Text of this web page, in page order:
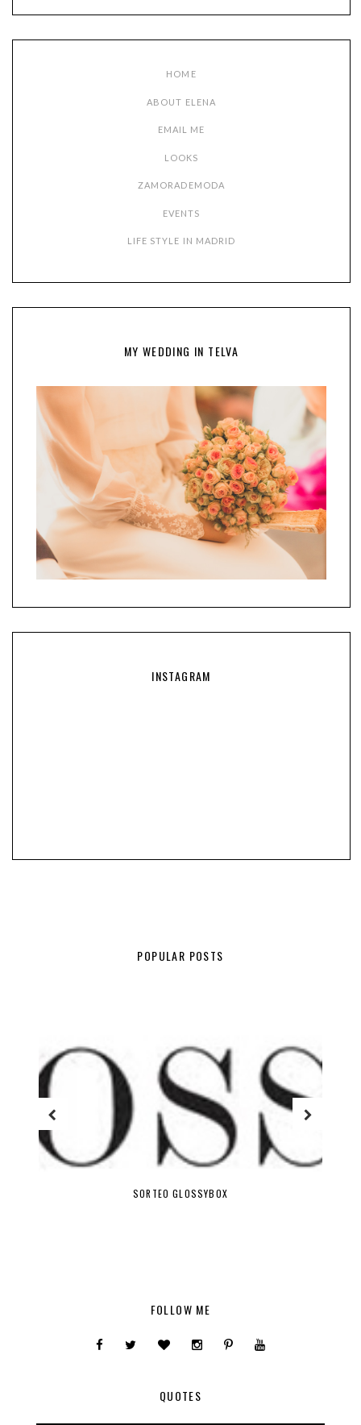
HOME
ABOUT ELENA
EMAIL ME
LOOKS
ZAMORADEMODA
EVENTS
LIFE STYLE IN MADRID
MY WEDDING IN TELVA
INSTAGRAM
POPULAR POSTS
SORTEO GLOSSYBOX
FOLLOW ME
QUOTES